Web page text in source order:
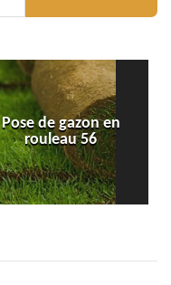
Pose de gazon en
rouleau 56